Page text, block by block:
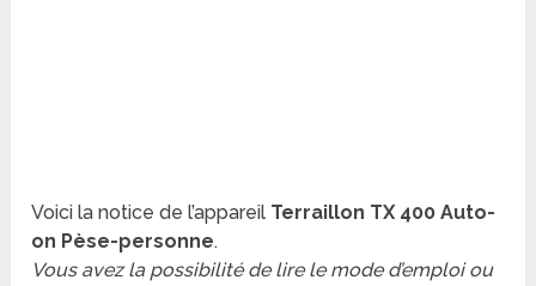
Voici la notice de l’appareil Terraillon TX 400 Auto-
on Pèse-personne.
Vous avez la possibilité de lire le mode d’emploi ou